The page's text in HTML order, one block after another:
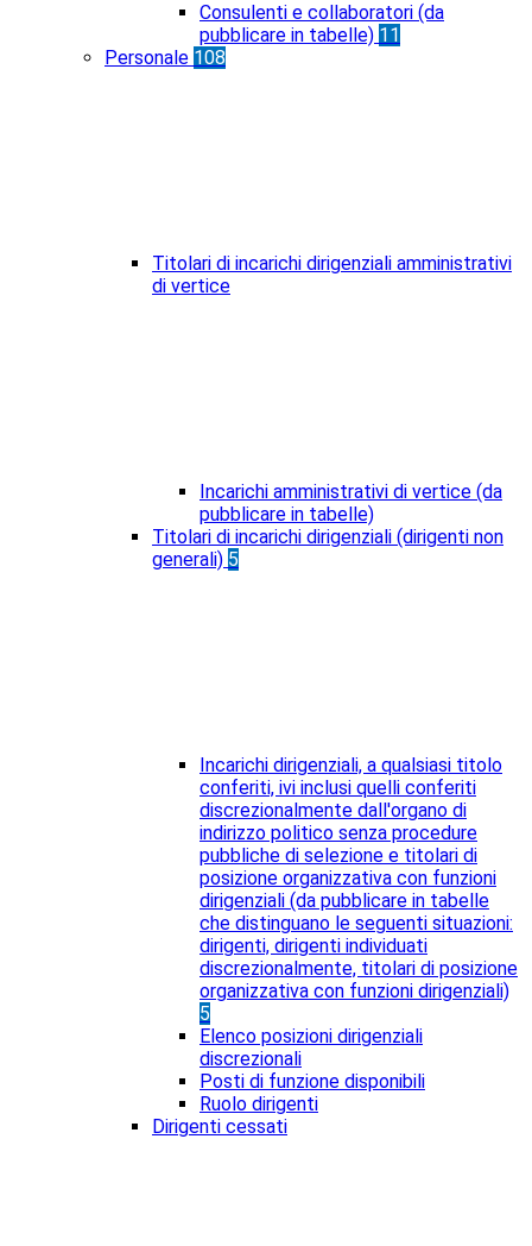
Consulenti e collaboratori (da
pubblicare in tabelle) 11
Personale 108
Titolari di incarichi dirigenziali amministrativi
di vertice
Incarichi amministrativi di vertice (da
pubblicare in tabelle)
Titolari di incarichi dirigenziali (dirigenti non
generali) 5
Incarichi dirigenziali, a qualsiasi titolo
conferiti, ivi inclusi quelli conferiti
discrezionalmente dall'organo di
indirizzo politico senza procedure
pubbliche di selezione e titolari di
posizione organizzativa con funzioni
dirigenziali (da pubblicare in tabelle
che distinguano le seguenti situazioni:
dirigenti, dirigenti individuati
discrezionalmente, titolari di posizione
organizzativa con funzioni dirigenziali)
5
Elenco posizioni dirigenziali
discrezionali
Posti di funzione disponibili
Ruolo dirigenti
Dirigenti cessati